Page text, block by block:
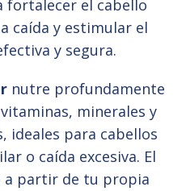
fortalecer el cabello
caída y estimular el
y segura.
nutre profundamente
minerales y
ideales para cabellos
o caída excesiva. El
a partir de tu propia